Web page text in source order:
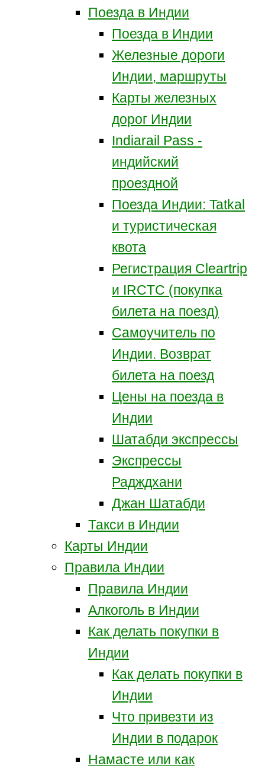
Поезда в Индии
Поезда в Индии
Железные дороги
Индии, маршруты
Карты железных
дорог Индии
Indiarail Pass -
индийский
проездной
Поезда Индии: Tatkal
и туристическая
квота
Регистрация Сleartrip
и IRCTC (покупка
билета на поезд)
Самоучитель по
Индии. Возврат
билета на поезд
Цены на поезда в
Индии
Шатабди экспрессы
Экспрессы
Радждхани
Джан Шатабди
Такси в Индии
Карты Индии
Правила Индии
Правила Индии
Алкоголь в Индии
Как делать покупки в
Индии
Как делать покупки в
Индии
Что привезти из
Индии в подарок
Намасте или как